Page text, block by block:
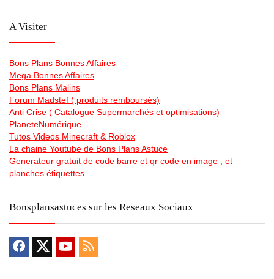
A Visiter
Bons Plans Bonnes Affaires
Mega Bonnes Affaires
Bons Plans Malins
Forum Madstef ( produits remboursés)
Anti Crise ( Catalogue Supermarchés et optimisations)
PlaneteNumérique
Tutos Videos Minecraft & Roblox
La chaine Youtube de Bons Plans Astuce
Generateur gratuit de code barre et qr code en image , et
planches étiquettes
Bonsplansastuces sur les Reseaux Sociaux